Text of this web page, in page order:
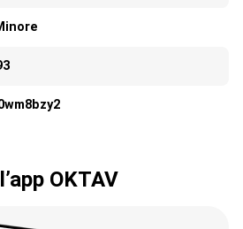
OKTAV